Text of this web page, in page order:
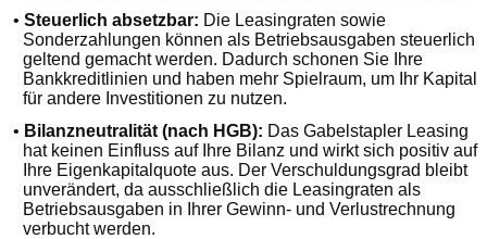
• Steuerlich absetzbar: Die Leasingraten sowie
Sonderzahlungen können als Betriebsausgaben steuerlich
geltend gemacht werden. Dadurch schonen Sie Ihre
Bankkreditlinien und haben mehr Spielraum, um Ihr Kapital
für andere Investitionen zu nutzen.
• Bilanzneutralität (nach HGB): Das Gabelstapler Leasing
hat keinen Einfluss auf Ihre Bilanz und wirkt sich positiv auf
Ihre Eigenkapitalquote aus. Der Verschuldungsgrad bleibt
unverändert, da ausschließlich die Leasingraten als
Betriebsausgaben in Ihrer Gewinn- und Verlustrechnung
verbucht werden.